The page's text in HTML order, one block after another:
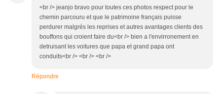
<br /> jeanjo bravo pour toutes ces photos respect pour le
chemin parcouru et que le patrimoine français puisse
perdurer malgrés les reprises et autres avantages clients des
bouffons qui croient faire du<br /> bien a l'envirronement en
detruisant les voitures que papa et grand papa ont
conduits<br /> <br /> <br />
Répondre